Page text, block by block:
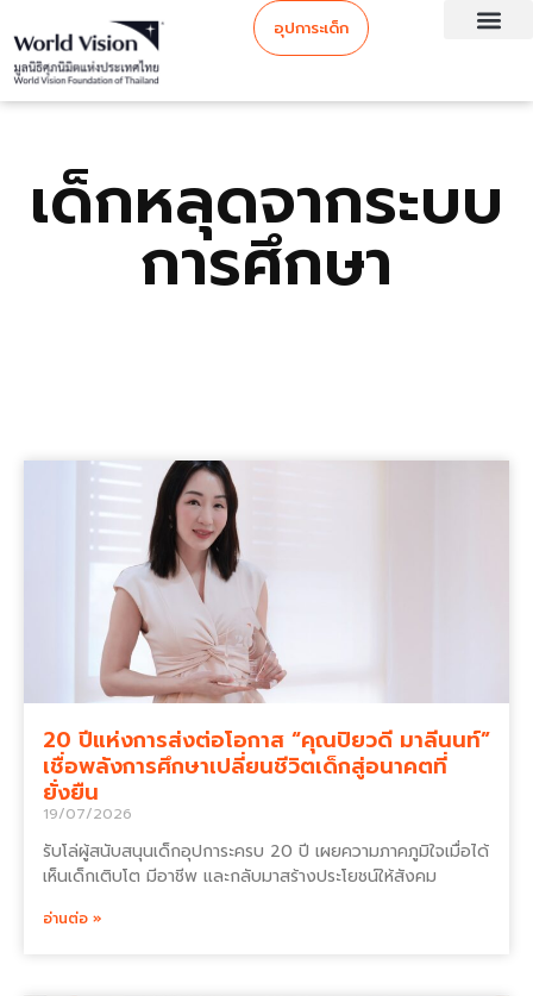
อุปการะเด็ก
เด็กหลุดจากระบบ
การศึกษา
20 ปีแห่งการส่งต่อโอกาส “คุณปิยวดี มาลีนนท์”
เชื่อพลังการศึกษาเปลี่ยนชีวิตเด็กสู่อนาคตที่
ยั่งยืน
19/07/2026
รับโล่ผู้สนับสนุนเด็กอุปการะครบ 20 ปี เผยความภาคภูมิใจเมื่อได้
เห็นเด็กเติบโต มีอาชีพ และกลับมาสร้างประโยชน์ให้สังคม
อ่านต่อ »